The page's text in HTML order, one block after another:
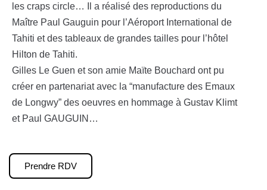
les craps circle… Il a réalisé des reproductions du
Maître Paul Gauguin pour l’Aéroport International de
Tahiti et des tableaux de grandes tailles pour l’hôtel
Hilton de Tahiti.
Gilles Le Guen et son amie Maïte Bouchard ont pu
créer en partenariat avec la “manufacture des Emaux
de Longwy” des oeuvres en hommage à Gustav Klimt
et Paul GAUGUIN…
Prendre RDV